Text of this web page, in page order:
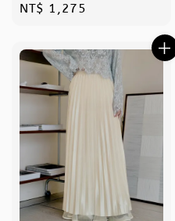
Regular
NT$ 1,275